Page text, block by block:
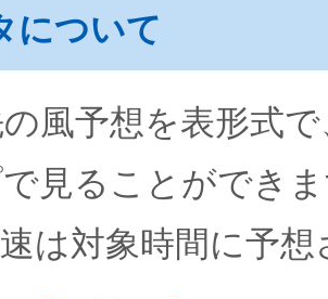
について
風予想を表形式
見ることができ
は対象時間に予